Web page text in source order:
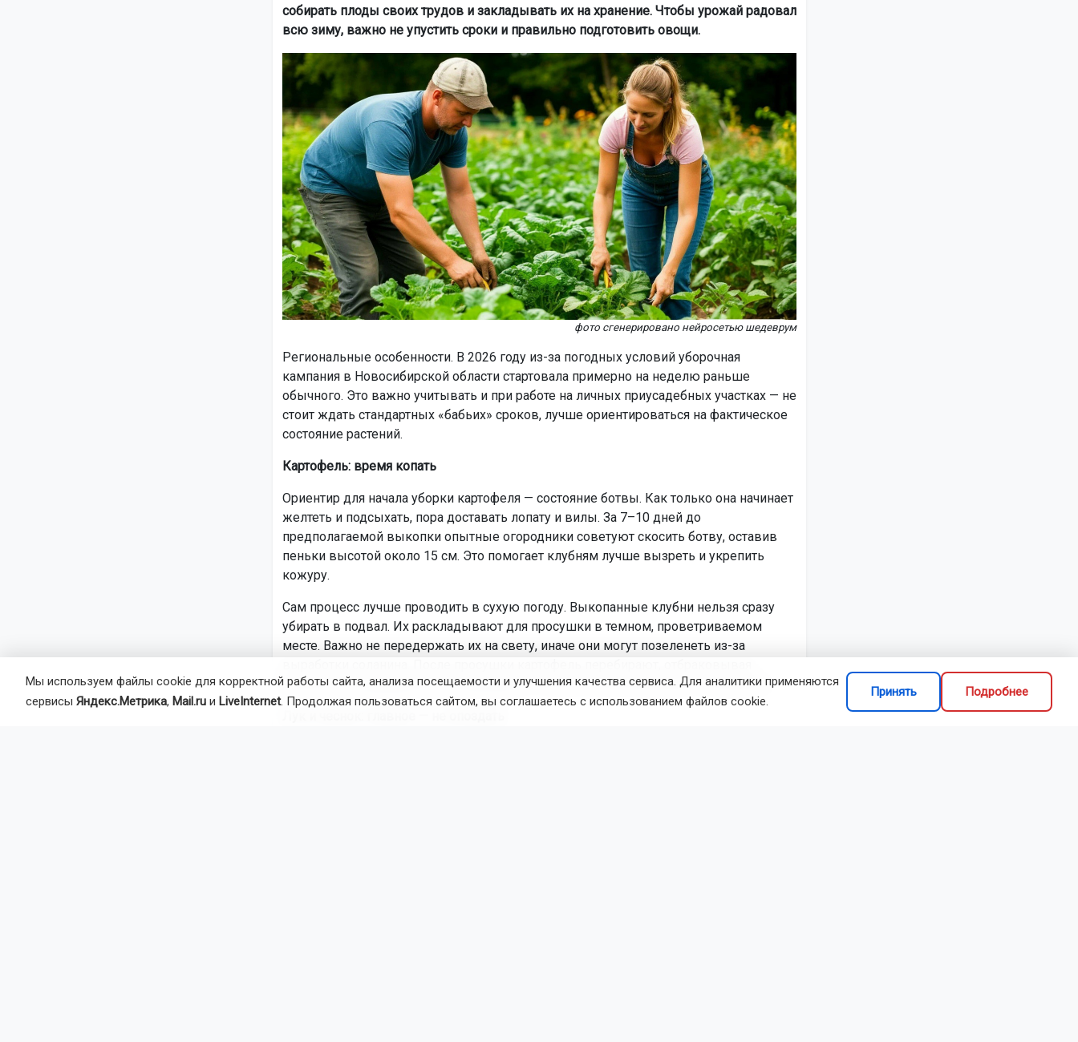
собирать плоды своих трудов и закладывать их на хранение. Чтобы урожай радовал
всю зиму, важно не упустить сроки и правильно подготовить овощи.
фото сгенерировано нейросетью шедеврум
Региональные особенности. В 2026 году из-за погодных условий уборочная
кампания в Новосибирской области стартовала примерно на неделю раньше
обычного. Это важно учитывать и при работе на личных приусадебных участках — не
стоит ждать стандартных «бабьих» сроков, лучше ориентироваться на фактическое
состояние растений.
Картофель: время копать
Ориентир для начала уборки картофеля — состояние ботвы. Как только она начинает
желтеть и подсыхать, пора доставать лопату и вилы. За 7–10 дней до
предполагаемой выкопки опытные огородники советуют скосить ботву, оставив
пеньки высотой около 15 см. Это помогает клубням лучше вызреть и укрепить
кожуру.
Сам процесс лучше проводить в сухую погоду. Выкопанные клубни нельзя сразу
убирать в подвал. Их раскладывают для просушки в темном, проветриваемом
месте. Важно не передержать их на свету, иначе они могут позеленеть из-за
больные и поврежденные экземпляры, и только потом отправляют на хранение.
Мы используем файлы cookie для корректной работы сайта, анализа посещаемости и улучшения качества сервиса. Для аналитики применяются
сервисы Яндекс.Метрика, Mail.ru и LiveInternet. Продолжая пользоваться сайтом, вы соглашаетесь с использованием файлов cookie.
Принять Подробнее